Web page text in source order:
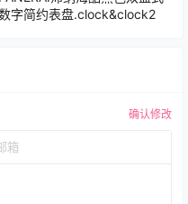
字简约表盘.clock&clock2
确认修改